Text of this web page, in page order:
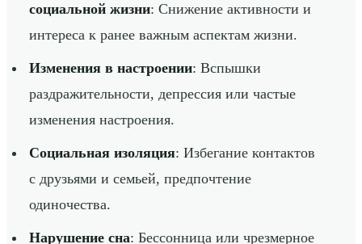
социальной жизни: Снижение активности и
интереса к ранее важным аспектам жизни.
Изменения в настроении: Вспышки
раздражительности, депрессия или частые
изменения настроения.
Социальная изоляция: Избегание контактов
с друзьями и семьей, предпочтение
одиночества.
Нарушение сна: Бессонница или чрезмерное